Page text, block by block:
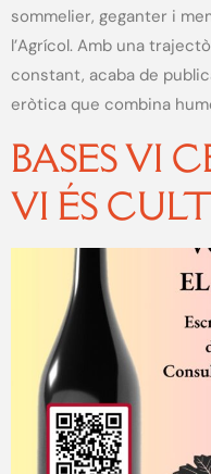
sommelier, geganter i
l’Agrícol. Amb una
constant, acaba de
eròtica que combina
BASES VI
VI ÉS